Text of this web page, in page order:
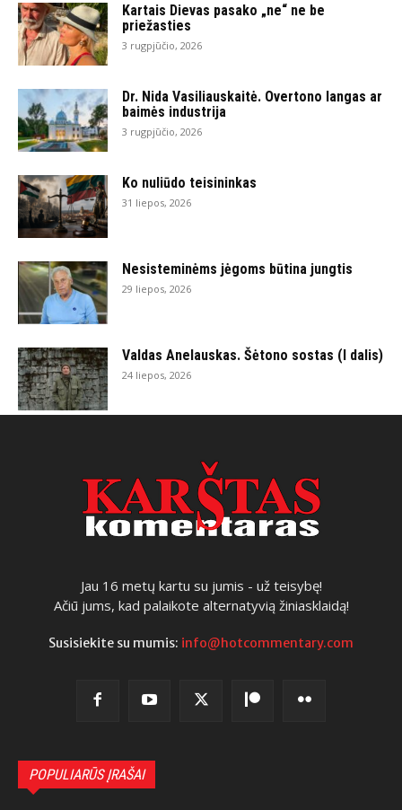
Kartais Dievas pasako „ne“ ne be
priežasties
3 rugpjūčio, 2026
Dr. Nida Vasiliauskaitė. Overtono langas ar
baimės industrija
3 rugpjūčio, 2026
Ko nuliūdo teisininkas
31 liepos, 2026
Nesisteminėms jėgoms būtina jungtis
29 liepos, 2026
Valdas Anelauskas. Šėtono sostas (I dalis)
24 liepos, 2026
Jau 16 metų kartu su jumis - už teisybę!
Ačiū jums, kad palaikote alternatyvią žiniasklaidą!
Susisiekite su mumis: info@hotcommentary.com
POPULIARŪS ĮRAŠAI